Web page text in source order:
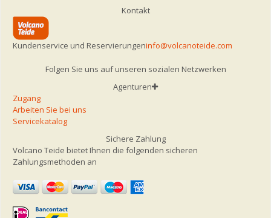
Kontakt
Kundenservice und Reservierungeninfo@volcanoteide.com
Folgen Sie uns auf unseren sozialen Netzwerken
Agenturen
Zugang
Arbeiten Sie bei uns
Servicekatalog
Sichere Zahlung
Volcano Teide bietet Ihnen die folgenden sicheren
Zahlungsmethoden an